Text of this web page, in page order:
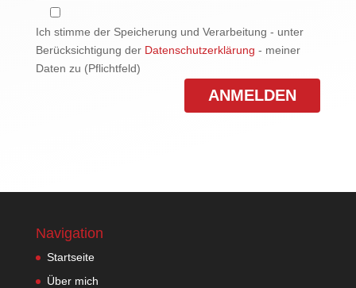
Ich stimme der Speicherung und Verarbeitung - unter
Berücksichtigung der Datenschutzerklärung - meiner
Daten zu (Pflichtfeld)
Navigation
Startseite
Über mich